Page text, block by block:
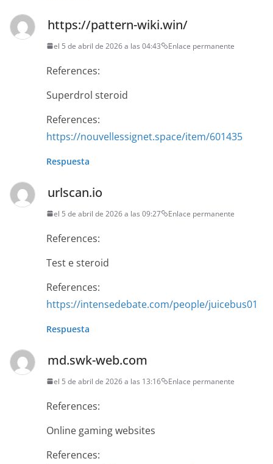
https://pattern-wiki.win/
el 5 de abril de 2026 a las 04:43 Enlace permanente
References:
Superdrol steroid
References:
https://nouvellessignet.space/item/601435
Respuesta
urlscan.io
el 5 de abril de 2026 a las 09:27 Enlace permanente
References:
Test e steroid
References:
https://intensedebate.com/people/juicebus01
Respuesta
md.swk-web.com
el 5 de abril de 2026 a las 13:16 Enlace permanente
References:
Online gaming websites
References: